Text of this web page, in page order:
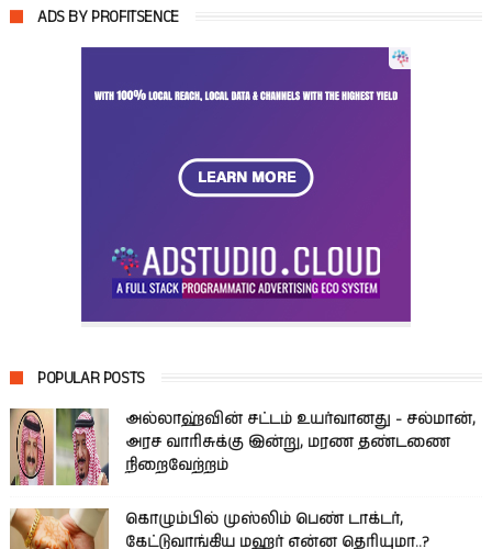
ADS BY PROFITSENCE
POPULAR POSTS
அல்லாஹ்வின் சட்டம் உயர்வானது - சல்மான்,
அரச வாரிசுக்கு இன்று, மரண தண்டணை
நிறைவேற்றம்
கொழும்பில் முஸ்லிம் பெண் டாக்டர்,
கேட்டுவாங்கிய மஹர் என்ன தெரியுமா..?